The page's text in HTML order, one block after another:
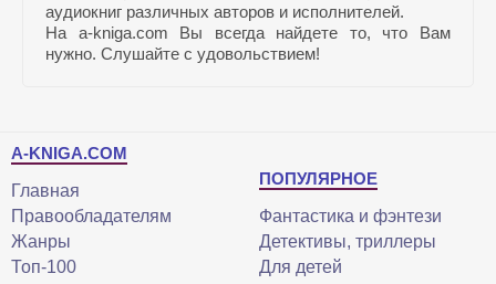
аудиокниг различных авторов и исполнителей.
На a-kniga.com Вы всегда найдете то, что Вам
нужно. Слушайте с удовольствием!
A-KNIGA.COM
Главная
Правообладателям
Жанры
Топ-100
ПОПУЛЯРНОЕ
Фантастика и фэнтези
Детективы, триллеры
Для детей